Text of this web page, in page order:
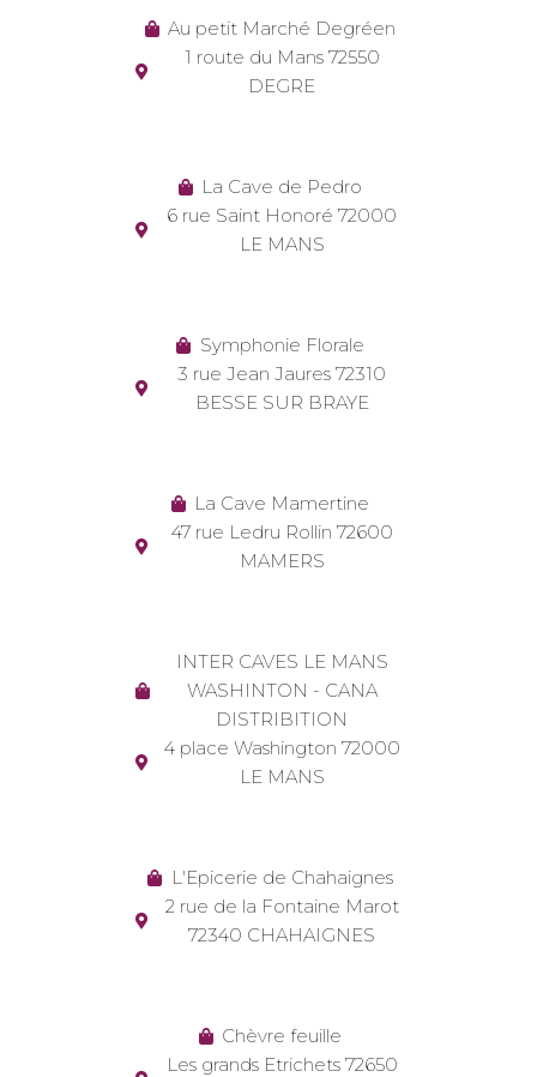
Au petit Marché Degréen
1 route du Mans 72550
DEGRE
La Cave de Pedro
6 rue Saint Honoré 72000
LE MANS
Symphonie Florale
3 rue Jean Jaures 72310
BESSE SUR BRAYE
La Cave Mamertine
47 rue Ledru Rollin 72600
MAMERS
INTER CAVES LE MANS
WASHINTON - CANA
DISTRIBITION
4 place Washington 72000
LE MANS
L'Epicerie de Chahaignes
2 rue de la Fontaine Marot
72340 CHAHAIGNES
Chèvre feuille
Les grands Etrichets 72650